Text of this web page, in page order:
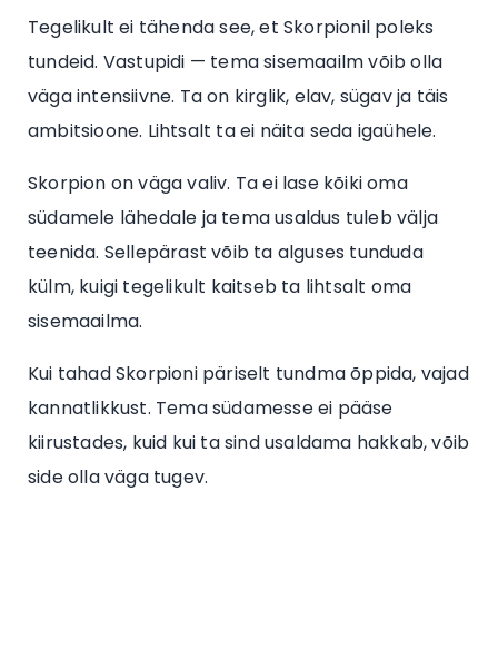
Tegelikult ei tähenda see, et Skorpionil poleks
tundeid. Vastupidi — tema sisemaailm võib olla
väga intensiivne. Ta on kirglik, elav, sügav ja täis
ambitsioone. Lihtsalt ta ei näita seda igaühele.
Skorpion on väga valiv. Ta ei lase kõiki oma
südamele lähedale ja tema usaldus tuleb välja
teenida. Sellepärast võib ta alguses tunduda
külm, kuigi tegelikult kaitseb ta lihtsalt oma
sisemaailma.
Kui tahad Skorpioni päriselt tundma õppida, vajad
kannatlikkust. Tema südamesse ei pääse
kiirustades, kuid kui ta sind usaldama hakkab, võib
side olla väga tugev.